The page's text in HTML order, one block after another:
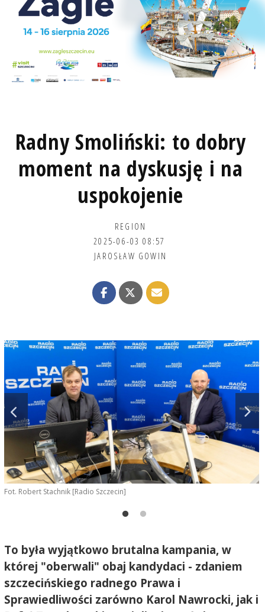
Radny Smoliński: to dobry
moment na dyskusję i na
uspokojenie
REGION
2025-06-03 08:57
JAROSŁAW GOWIN
Fot. Robert Stachnik [Radio Szczecin]
To była wyjątkowo brutalna kampania, w
której "oberwali" obaj kandydaci - zdaniem
szczecińskiego radnego Prawa i
Sprawiedliwości zarówno Karol Nawrocki, jak i